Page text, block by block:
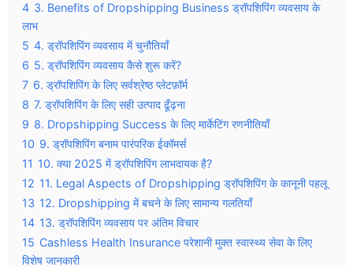
4 3. Benefits of Dropshipping Business ड्रॉपशिपिंग व्यवसाय के
लाभ
5 4. ड्रॉपशिपिंग व्यवसाय में चुनौतियाँ
6 5. ड्रॉपशिपिंग व्यवसाय कैसे शुरू करें?
7 6. ड्रॉपशिपिंग के लिए सर्वश्रेष्ठ प्लेटफ़ॉर्म
8 7. ड्रॉपशिपिंग के लिए सही उत्पाद ढूँढ़ना
9 8. Dropshipping Success के लिए मार्केटिंग रणनीतियाँ
10 9. ड्रॉपशिपिंग बनाम पारंपरिक ईकॉमर्स
11 10. क्या 2025 में ड्रॉपशिपिंग लाभदायक है?
12 11. Legal Aspects of Dropshipping ड्रॉपशिपिंग के कानूनी पहलू
13 12. Dropshipping में बचने के लिए सामान्य गलतियाँ
14 13. ड्रॉपशिपिंग व्यवसाय पर अंतिम विचार
15 Cashless Health Insurance परेशानी मुक्त स्वास्थ्य सेवा के लिए
विशेष जानकारी